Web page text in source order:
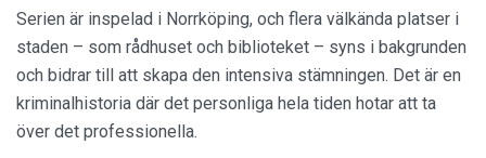
Serien är inspelad i Norrköping, och flera välkända platser i
staden – som rådhuset och biblioteket – syns i bakgrunden
och bidrar till att skapa den intensiva stämningen. Det är en
kriminalhistoria där det personliga hela tiden hotar att ta
över det professionella.